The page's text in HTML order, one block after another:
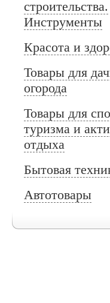
строительства.
Инструменты
Красота и
Товары для
огорода
Товары для
туризма и
отдыха
Бытовая
Автотовары